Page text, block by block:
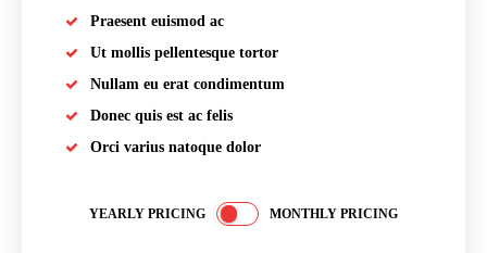
Praesent euismod ac
Ut mollis pellentesque tortor
Nullam eu erat condimentum
Donec quis est ac felis
Orci varius natoque dolor
YEARLY PRICING MONTHLY PRICING